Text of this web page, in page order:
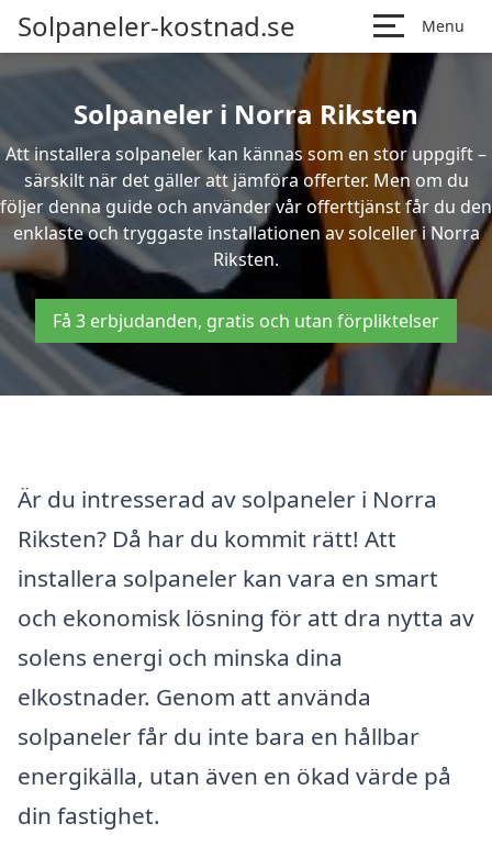
Solpaneler-kostnad.se Menu
Solpaneler i Norra Riksten
Att installera solpaneler kan kännas som en stor uppgift –
särskilt när det gäller att jämföra offerter. Men om du
följer denna guide och använder vår offerttjänst får du den
enklaste och tryggaste installationen av solceller i Norra
Riksten.
Få 3 erbjudanden, gratis och utan förpliktelser
Är du intresserad av solpaneler i Norra
Riksten? Då har du kommit rätt! Att
installera solpaneler kan vara en smart
och ekonomisk lösning för att dra nytta av
solens energi och minska dina
elkostnader. Genom att använda
solpaneler får du inte bara en hållbar
energikälla, utan även en ökad värde på
din fastighet.